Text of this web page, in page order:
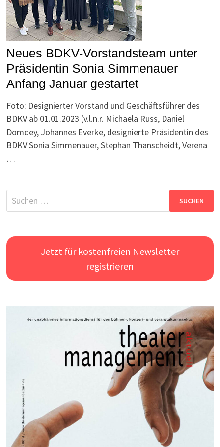
Neues BDKV-Vorstandsteam unter
Präsidentin Sonia Simmenauer
Anfang Januar gestartet
Foto: Designierter Vorstand und Geschäftsführer des
BDKV ab 01.01.2023 (v.l.n.r. Michaela Russ, Daniel
Domdey, Johannes Everke, designierte Präsidentin des
BDKV Sonia Simmenauer, Stephan Thanscheidt, Verena
…
Suchen
nach:
Jetzt für kostenfreien Newsletter
registrieren